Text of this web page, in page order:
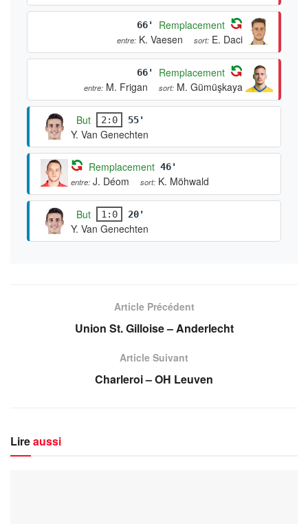
66' Remplacement
entre: K. Vaesen sort: E. Daci
66' Remplacement
entre: M. Frigan sort: M. Gümüşkaya
But 2:0 55'
Y. Van Genechten
Remplacement 46'
entre: J. Déom sort: K. Möhwald
But 1:0 20'
Y. Van Genechten
Article Précédent
Union St. Gilloise – Anderlecht
Article Suivant
Charleroi – OH Leuven
Lireaussi